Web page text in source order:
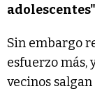
Sin embargo
esfuerzo más,
vecinos